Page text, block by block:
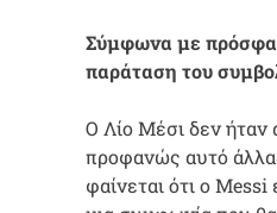
Σύμφωνα με
παράταση του
Ο Λίο Μέσι δεν ήταν
προφανώς αυτό
φαίνεται ότι ο